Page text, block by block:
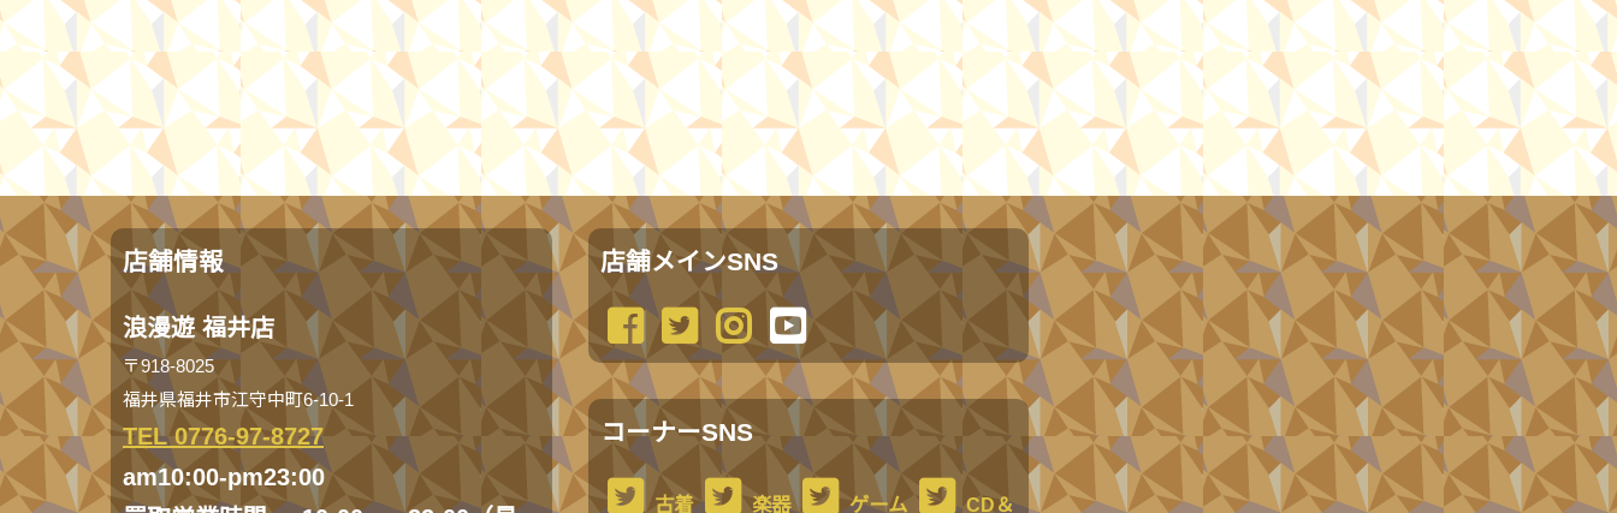
店舗情報
浪漫遊 福井店
〒918-8025
福井県福井市江守中町6-10-1
TEL 0776-97-8727
am10:00-pm23:00
店舗メインSNS
コーナーSNS
古着 楽器 ゲーム CD＆